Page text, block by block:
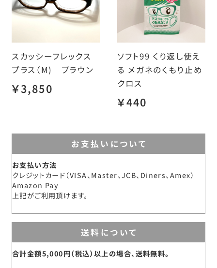
スカッシーフレックス
プラス（M) ブラウン
￥3,850
ソフト99 くり返し使え
る メガネのくもり止め
クロス
￥440
お支払いについて
お支払い方法
クレジットカード（VISA、Master、JCB、Diners、Amex）
Amazon Pay
上記がご利用頂けます。
送料について
合計金額5,000円（税込）以上の場合、送料無料。